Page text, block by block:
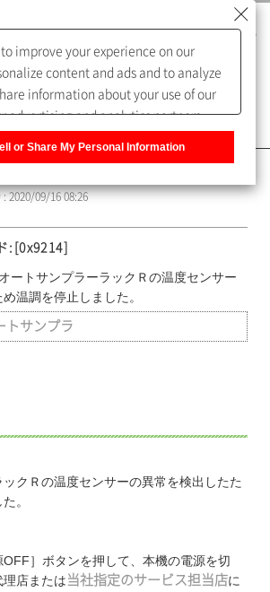
問（FAQ）
2020/09/16 08:26
:[0x9214]
ートサンプラーラックＲの温度センサー
温調を停止しました。
トサンプラ
クＲの温度センサーの異常を検出したた
。
］ボタンを押して、本機の電源を切
理店または 当社指定のサービス担当店に
to improve your experience on our
content and ads and to analyze
information about your use of our
advertising and analytics partners,
about you with our partners.
your cookie settings on our
or Share My Personal Information